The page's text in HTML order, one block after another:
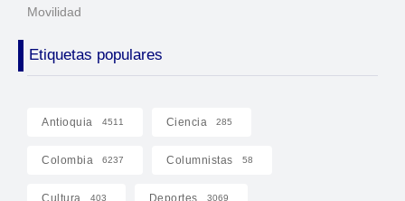
Movilidad
Etiquetas populares
Antioquia 4511 Ciencia 285
Colombia 6237 Columnistas 58
Cultura 403 Deportes 3069